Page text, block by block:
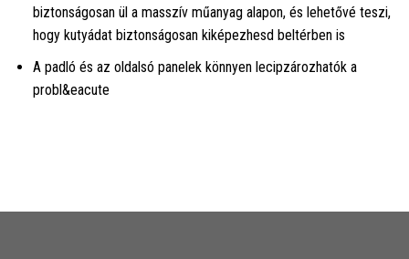
biztonságosan ül a masszív műanyag alapon, és lehetővé teszi,
hogy kutyádat biztonságosan kiképezhesd beltérben is
A padló és az oldalsó panelek könnyen lecipzározhatók a
probl&eacute